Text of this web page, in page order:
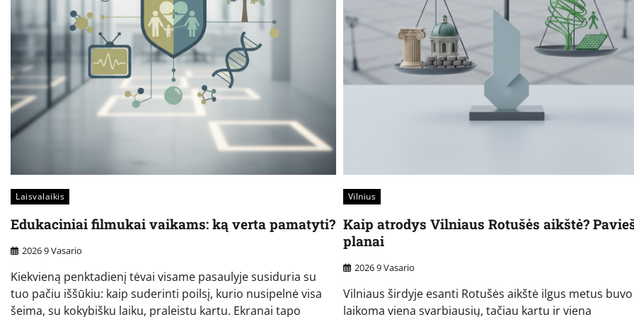
Laisvalaikis
Edukaciniai filmukai vaikams: ką verta pamatyti?
2026 9 Vasario
Kiekvieną penktadienį tėvai visame pasaulyje susiduria su
tuo pačiu iššūkiu: kaip suderinti poilsį, kurio nusipelnė visa
šeima, su kokybišku laiku, praleistu kartu. Ekranai tapo
Vilnius
Kaip atrodys Vilniaus Rotušės aikštė?
planai
2026 9 Vasario
Vilniaus širdyje esanti Rotušės aikštė ilgus metus buvo
laikoma viena svarbiausių, tačiau kartu ir viena